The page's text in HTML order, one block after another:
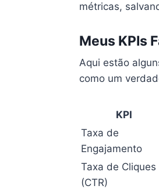
métricas,
Meus KPIs
Aqui estão
como um
KPI
Taxa de
Engajamento
Taxa de Cliques
(CTR)